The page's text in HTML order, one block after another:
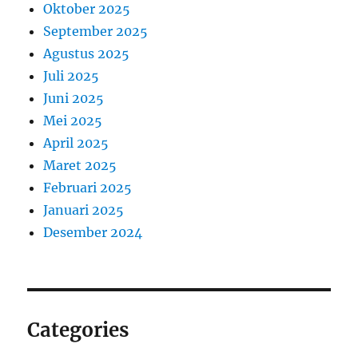
Oktober 2025
September 2025
Agustus 2025
Juli 2025
Juni 2025
Mei 2025
April 2025
Maret 2025
Februari 2025
Januari 2025
Desember 2024
Categories